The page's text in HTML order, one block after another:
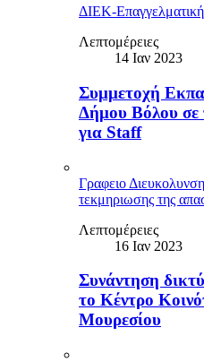
ΔΙΕΚ-
Λεπτομέρειες
14 Ιαν 2023
Συμμετοχή
Δήμου Βόλου σε
για Staff
Γραφειο
τεκμηριωσης της
Λεπτομέρειες
16 Ιαν 2023
Συνάντηση
το Κέντρο
Μουρεσίου